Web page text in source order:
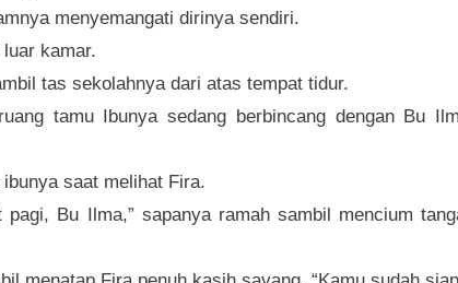
menyemangati dirinya sendiri.
kamar.
tas sekolahnya dari atas tempat tidur.
tamu Ibunya sedang berbincang dengan Bu
saat melihat Fira.
pagi, Bu Ilma,” sapanya ramah sambil mencium